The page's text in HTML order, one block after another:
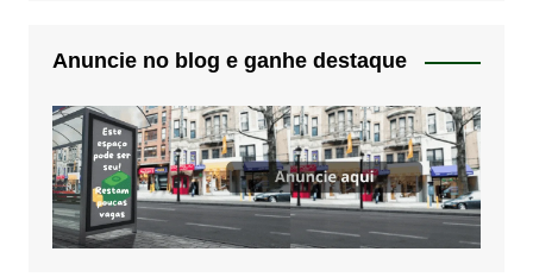
Anuncie no blog e ganhe destaque